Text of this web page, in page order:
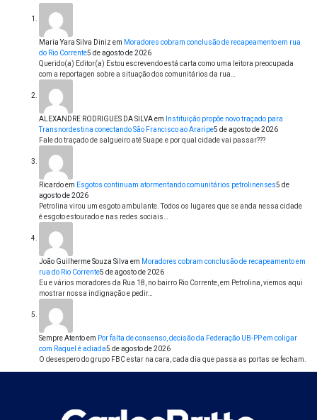
Maria Yara Silva Diniz em Moradores cobram conclusão de recapeamento em rua
do Rio Corrente5 de agosto de 2026
Querido(a) Editor(a) Estou escrevendo está carta como uma leitora preocupada
com a reportagen sobre a situação dos comunitários da rua…
ALEXANDRE RODRIGUES DA SILVAem
Instituição propõe novo traçado para
Transnordestina conectando São Francisco ao Araripe5 de agosto de 2026
Fale do traçado de salgueiro até Suape.e por qual cidade vai passar???
Ricardoem Esgotos continuam atormentando comunitários petrolinenses5 de
agosto de 2026
Petrolina virou um esgoto ambulante. Todos os lugares que se anda nessa cidade
é esgoto estourado e nas redes sociais…
João Guilherme Souza Silva em Moradores cobram conclusão de recapeamento em
rua do Rio Corrente5 de agosto de 2026
Eu e vários moradores da Rua 18, no bairro Rio Corrente, em Petrolina, viemos aqui
mostrar nossa indignação e pedir…
Sempre Atentoem Por falta de consenso, decisão da Federação UB-PP em coligar
com Raquel é adiada5 de agosto de 2026
O desespero do grupo FBC estar na cara, cada dia que passa as portas se fecham.